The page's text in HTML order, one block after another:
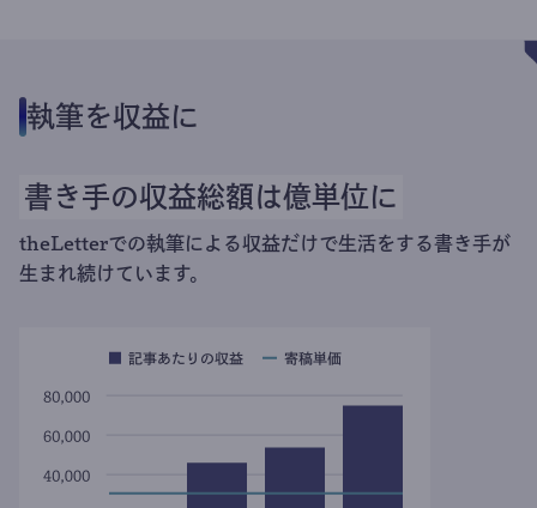
執筆を収益に
書き手の収益総額は億単位に
theLetterでの執筆による収益だけで生活をする書き手が
生まれ続けています。